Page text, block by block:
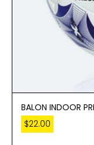
BALON INDOOR
$22.00